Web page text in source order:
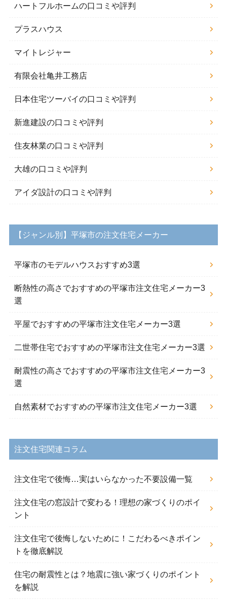
ハートフルホームの口コミや評判
プラスハウス
マイトレジャー
有限会社亀井工務店
日本住宅ツーバイの口コミや評判
新進建設の口コミや評判
住友林業の口コミや評判
大雄の口コミや評判
アイダ設計の口コミや評判
【ジャンル別】平塚市の注文住宅メーカー
平塚市のモデルハウスおすすめ3選
断熱性の高さでおすすめの平塚市注文住宅メーカー3
選
平屋でおすすめの平塚市注文住宅メーカー3選
二世帯住宅でおすすめの平塚市注文住宅メーカー3選
耐震性の高さでおすすめの平塚市注文住宅メーカー3
選
自然素材でおすすめの平塚市注文住宅メーカー3選
注文住宅関連コラム
注文住宅で後悔…実はいらなかった不要設備一覧
注文住宅の窓設計で変わる！理想の家づくりのポイ
ント
注文住宅で後悔しないために！こだわるべきポイン
トを徹底解説
住宅の耐震性とは？地震に強い家づくりのポイント
を解説